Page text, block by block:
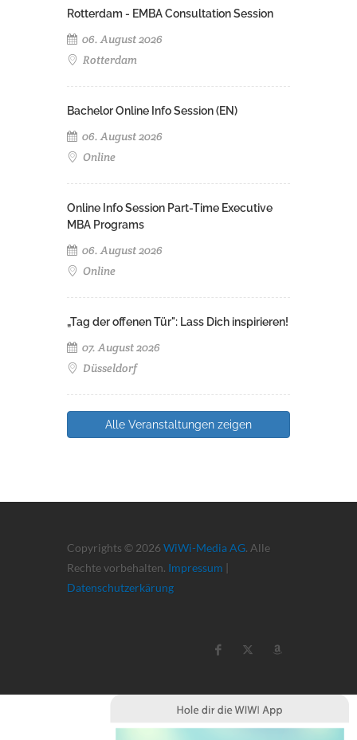
Rotterdam - EMBA Consultation Session
06. August 2026
Rotterdam
Bachelor Online Info Session (EN)
06. August 2026
Online
Online Info Session Part-Time Executive
MBA Programs
06. August 2026
Online
„Tag der offenen Tür": Lass Dich inspirieren!
07. August 2026
Düsseldorf
Alle Veranstaltungen zeigen
Copyrights © 2026 WiWi-Media AG. Alle
Rechte vorbehalten. Impressum |
Datenschutzerkärung